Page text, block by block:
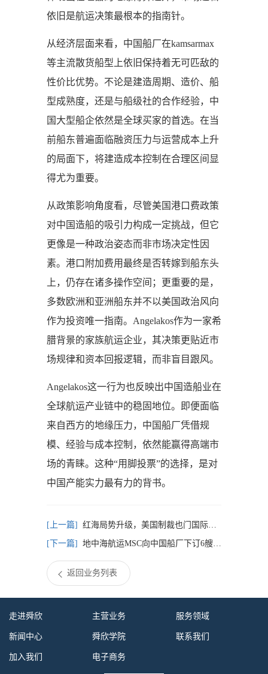
依旧是航运决策最根本的指南针。
从经济层面来看，中国船厂在kamsarmax
等主流散货船型上依旧保持着无可匹敌的
性价比优势。不论是建造周期、造价、船
型成熟度，还是与船级社的合作经验，中
国大型船企依然是全球买家的首选。在当
前船东普遍面临融资压力与运营成本上升
的局面下，将建造成本控制在合理区间显
得尤为重要。
从政策影响角度看，尽管美国港口费政策
对中国造船的吸引力构成一定挑战，但它
更像是一种政治姿态而非市场决定性因
素。港口附加费用最终是否转嫁到船东头
上，仍存在诸多操作空间；更重要的是，
多数欧洲和亚洲船东并不以美国政治风向
作为投资唯一指南。Angelakos作为一家希
腊背景的家族航运企业，其决策更贴近市
场规律和资本回报逻辑，而非盲目跟风。
Angelakos这一行为也反映出中国造船业在
全球航运产业链中的稳固地位。即便面临
来自西方的地缘压力，中国船厂凭借规
模、经验与成本控制，依然能赢得高端市
场的青睐。这种“用脚投票”的选择，是对
中国产能实力最有力的背书。
红海局势升级，美国制裁也门国际银行
地中海航运MSC向中国船厂下订6艘集装箱船
返回业务列表
走进舜欣 主营业务 服务领域
新闻中心 舜欣学院 联系我们
加入我们 电子商务